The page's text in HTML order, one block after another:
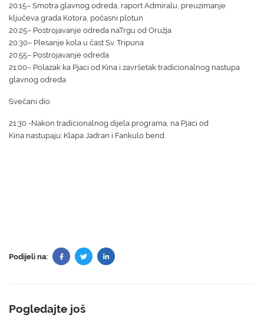
20:15– Smotra glavnog odreda, raport Admiralu, preuzimanje
ključeva grada Kotora, počasni plotun
20:25– Postrojavanje odreda naTrgu od Oružja
20:30– Plesanje kola u čast Sv. Tripuna
20:55– Postrojavanje odreda
21:00– Polazak ka Pjaci od Kina i završetak tradicionalnog nastupa
glavnog odreda
Svečani dio
21:30 -Nakon tradicionalnog dijela programa, na Pjaci od
Kina nastupaju: Klapa Jadran i Fankulo bend.
Podijeli na:
Pogledajte još